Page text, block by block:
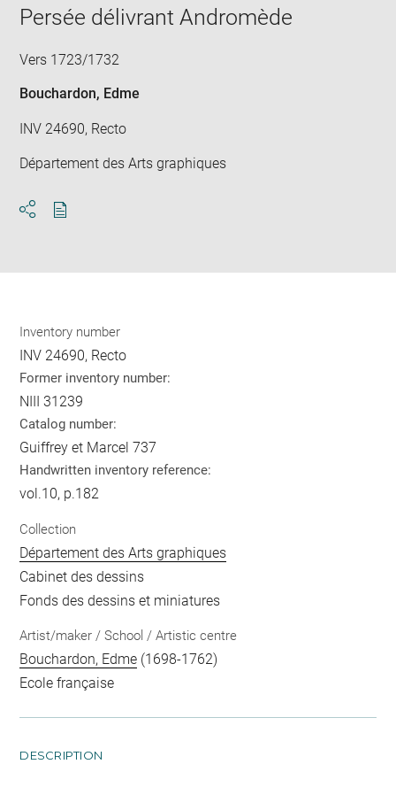
Persée délivrant Andromède
Vers 1723/1732
Bouchardon, Edme
INV 24690, Recto
Département des Arts graphiques
Inventory number
INV 24690, Recto
Former inventory number:
NIII 31239
Catalog number:
Guiffrey et Marcel 737
Handwritten inventory reference:
vol.10, p.182
Collection
Département des Arts graphiques
Cabinet des dessins
Fonds des dessins et miniatures
Artist/maker / School / Artistic centre
Bouchardon, Edme (1698-1762)
Ecole française
DESCRIPTION